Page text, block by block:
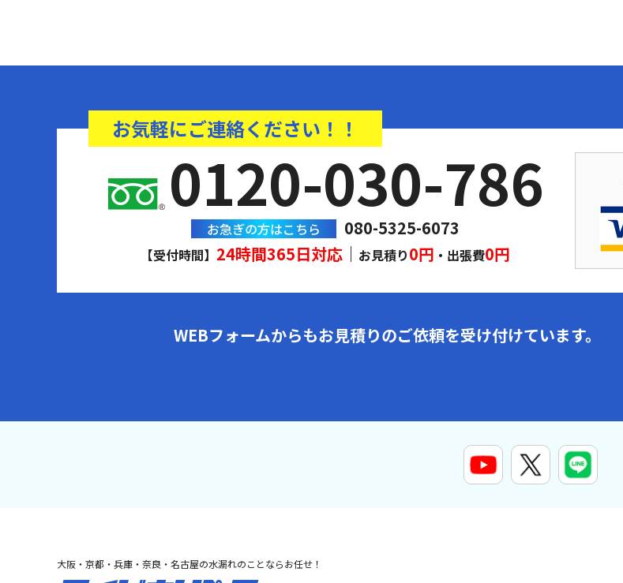
お気軽にご連絡ください！！
0120-030-786
お急ぎの方はこちら 080-5325-6073
【受付時間】 24時間365日対応 ｜ お見積り0円 ・出張費0円
WEBフォームからもお見積りのご依頼を受け付けています。
大阪・京都・兵庫・奈良・名古屋の水漏れのことならお任せ！